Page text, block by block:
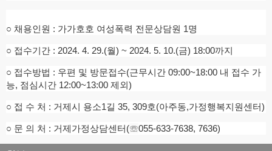
○ 채용인원 : 가가호호 여성폭력 전문상담원 1명
○ 접수기간 : 2024. 4. 29.(월) ~ 2024. 5. 10.(금) 18:00까지
○ 접수방법 : 우편 및 방문접수(근무시간 09:00~18:00 내 접수 가
능, 점심시간 12:00~13:00 제외)
○ 접 수 처 : 거제시 용소1길 35, 309호(아주동,가정행복지원센터)
○ 문 의 처 : 거제가정상담센터(☏055-633-7638, 7636)